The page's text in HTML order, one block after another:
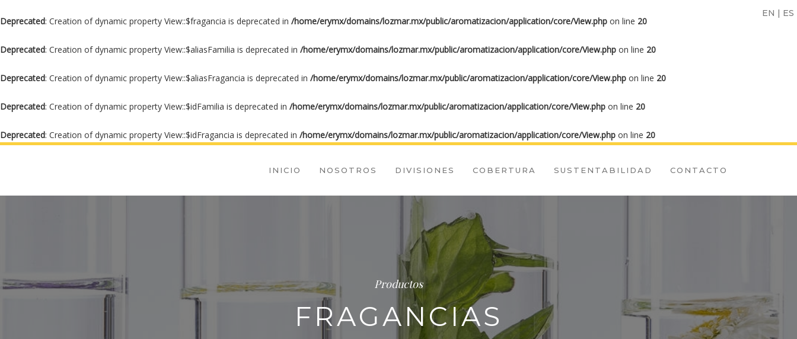
Deprecated: Creation of dynamic property View::$fragancia is deprecated in /home/erymx/domains/lozmar.mx/public/aromatizacion/application/core/View.php on line 20
Deprecated: Creation of dynamic property View::$aliasFamilia is deprecated in /home/erymx/domains/lozmar.mx/public/aromatizacion/application/core/View.php on line 20
Deprecated: Creation of dynamic property View::$aliasFragancia is deprecated in /home/erymx/domains/lozmar.mx/public/aromatizacion/application/core/View.php on line 20
Deprecated: Creation of dynamic property View::$idFamilia is deprecated in /home/erymx/domains/lozmar.mx/public/aromatizacion/application/core/View.php on line 20
Deprecated: Creation of dynamic property View::$idFragancia is deprecated in /home/erymx/domains/lozmar.mx/public/aromatizacion/application/core/View.php on line 20
EN | ES
INICIO NOSOTROS DIVISIONES COBERTURA SUSTENTABILIDAD CONTACTO
Productos
FRAGANCIAS